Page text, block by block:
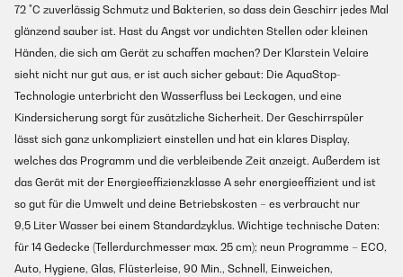
72 °C zuverlässig Schmutz und Bakterien, so dass dein Geschirr jedes Mal
glänzend sauber ist. Hast du Angst vor undichten Stellen oder kleinen
Händen, die sich am Gerät zu schaffen machen? Der Klarstein Velaire
sieht nicht nur gut aus, er ist auch sicher gebaut: Die AquaStop-
Technologie unterbricht den Wasserfluss bei Leckagen, und eine
Kindersicherung sorgt für zusätzliche Sicherheit. Der Geschirrspüler
lässt sich ganz unkompliziert einstellen und hat ein klares Display,
welches das Programm und die verbleibende Zeit anzeigt. Außerdem ist
das Gerät mit der Energieeffizienzklasse A sehr energieeffizient und ist
so gut für die Umwelt und deine Betriebskosten – es verbraucht nur
9,5 Liter Wasser bei einem Standardzyklus. Wichtige technische Daten:
für 14 Gedecke (Tellerdurchmesser max. 25 cm); neun Programme – ECO,
Auto, Hygiene, Glas, Flüsterleise, 90 Min., Schnell, Einweichen,